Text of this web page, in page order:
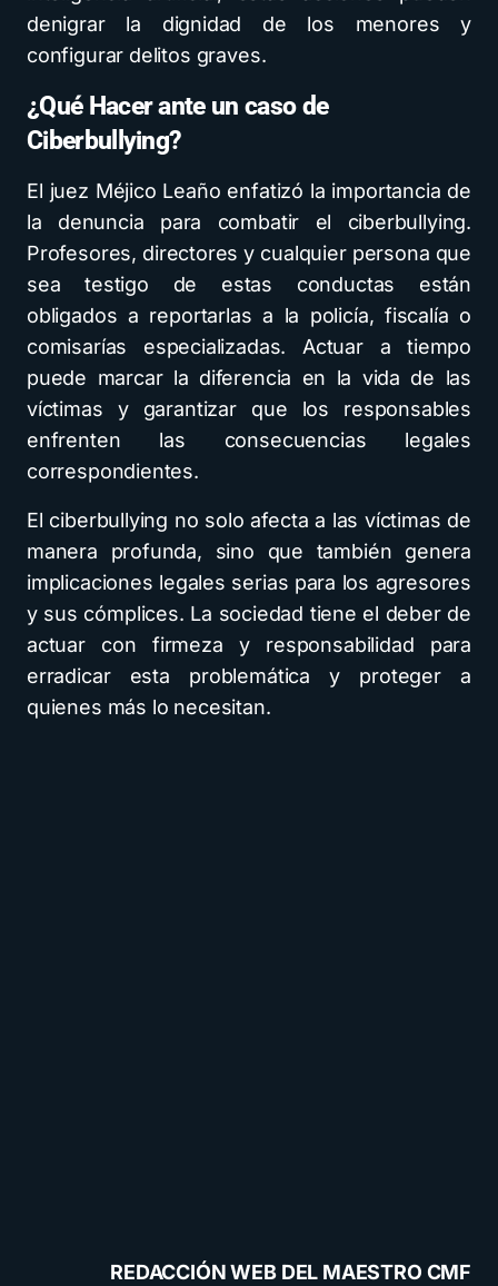
denigrar la dignidad de los menores y
configurar delitos graves.
¿Qué Hacer ante un caso de
Ciberbullying?
El juez Méjico Leaño enfatizó la importancia de
la denuncia para combatir el ciberbullying.
Profesores, directores y cualquier persona que
sea testigo de estas conductas están
obligados a reportarlas a la policía, fiscalía o
comisarías especializadas. Actuar a tiempo
puede marcar la diferencia en la vida de las
víctimas y garantizar que los responsables
enfrenten las consecuencias legales
correspondientes.
El ciberbullying no solo afecta a las víctimas de
manera profunda, sino que también genera
implicaciones legales serias para los agresores
y sus cómplices. La sociedad tiene el deber de
actuar con firmeza y responsabilidad para
erradicar esta problemática y proteger a
quienes más lo necesitan.
REDACCIÓN WEB DEL MAESTRO CMF